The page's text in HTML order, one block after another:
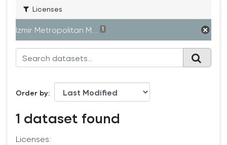
Licenses
Izmir Metropolitan M... 1
Order by
1 dataset found
Licenses: